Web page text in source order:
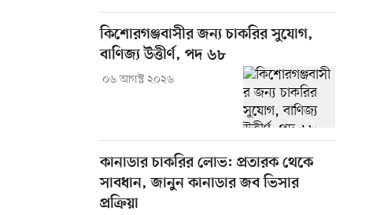
কিশোরগঞ্জবাসীর জন্য চাকরির সুযোগ,
বাণিজ্য উত্তীর্ণ, পদ ৬৮
০৬ আগস্ট ২০২৬
কানাডার চাকরির লোভ: প্রতারক থেকে
সাবধান, জানুন কানাডার জব ভিসার
প্রক্রিয়া